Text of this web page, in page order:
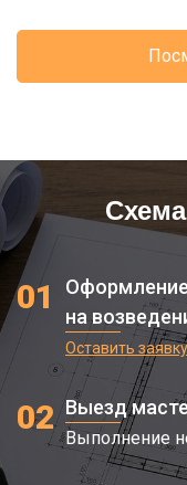
01
на
Оставить заявку
02 Выезд
Выполнение